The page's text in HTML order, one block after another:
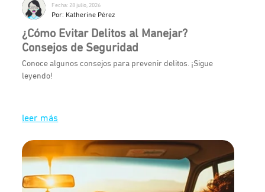
Fecha: 28 julio, 2026
Por: Katherine Pérez
¿Cómo Evitar Delitos al Manejar?
Consejos de Seguridad
Conoce algunos consejos para prevenir delitos. ¡Sigue
leyendo!
leer más